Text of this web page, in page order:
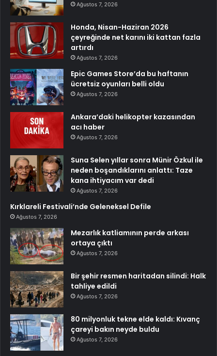
Ağustos 7, 2026
Honda, Nisan-Haziran 2026
çeyreğinde net karını iki kattan fazla
artırdı
Ağustos 7, 2026
Epic Games Store’da bu haftanın
ücretsiz oyunları belli oldu
Ağustos 7, 2026
Ankara’daki helikopter kazasından
acı haber
Ağustos 7, 2026
Suna Selen yıllar sonra Münir Özkul ile
neden boşandıklarını anlattı: Taze
kana ihtiyacım var dedi
Ağustos 7, 2026
Kırklareli Festivali’nde Geleneksel Defile
Ağustos 7, 2026
Mezarlık katliamının perde arkası
ortaya çıktı
Ağustos 7, 2026
Bir şehir resmen haritadan silindi: Halk
tahliye edildi
Ağustos 7, 2026
80 milyonluk tekne elde kaldı: Kıvanç
çareyi bakın neyde buldu
Ağustos 7, 2026